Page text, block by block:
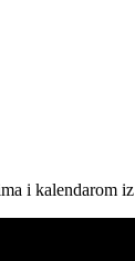
i kalendarom